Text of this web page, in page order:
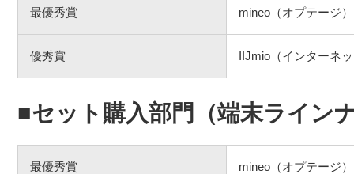
最優秀賞 mineo（オプテージ）
優秀賞 IIJmio（インターネ
■セット購入部門（端末ライン
最優秀賞 mineo（オプテージ）